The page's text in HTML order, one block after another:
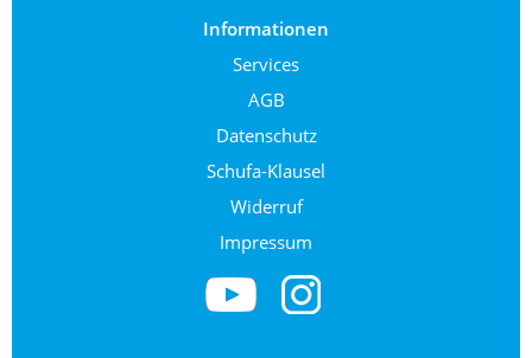
Informationen
Services
AGB
Datenschutz
Schufa-Klausel
Widerruf
Impressum